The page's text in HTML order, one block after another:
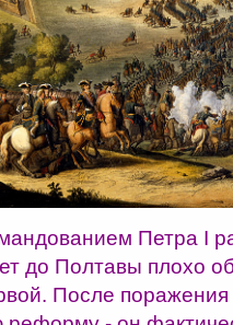
Петра I
до Полтавы плохо
После поражения